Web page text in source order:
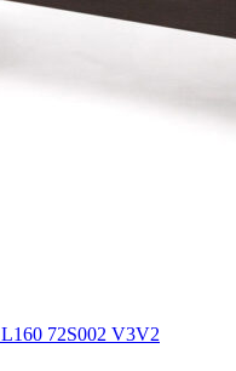
72S002 V3V2